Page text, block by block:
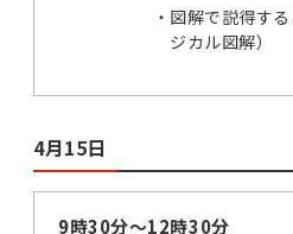
図解で説得す
ジカル図解）
4月15日
9時30分～12時30分